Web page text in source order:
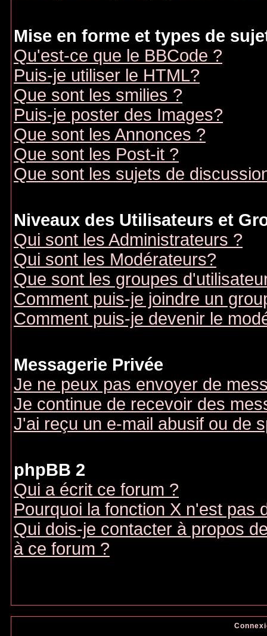
Mise en forme et types de
Qu'est-ce que le BBCode ?
Puis-je utiliser le HTML?
Que sont les smilies ?
Puis-je poster des Images?
Que sont les Annonces ?
Que sont les Post-it ?
Que sont les sujets de
Niveaux des Utilisateurs et
Qui sont les Administrateurs ?
Qui sont les Modérateurs?
Que sont les groupes
Comment puis-je joindre un
Comment puis-je devenir le
Messagerie Privée
Je ne peux pas envoyer de
Je continue de recevoir des
J'ai reçu un e-mail abusif ou de
phpBB 2
Qui a écrit ce forum ?
Pourquoi la fonction X n'est pas
Qui dois-je contacter à propos
à ce forum ?